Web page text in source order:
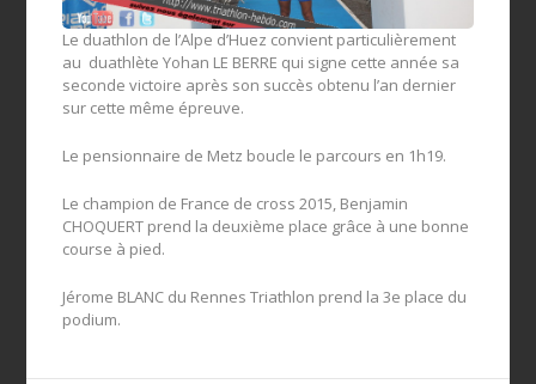
Le duathlon de l’Alpe d’Huez convient particulièrement
au duathlète Yohan LE BERRE qui signe cette année sa
seconde victoire après son succès obtenu l’an dernier
sur cette même épreuve.
Le pensionnaire de Metz boucle le parcours en 1h19.
Le champion de France de cross 2015, Benjamin
CHOQUERT prend la deuxième place grâce à une bonne
course à pied.
Jérome BLANC du Rennes Triathlon prend la 3e place du
podium.